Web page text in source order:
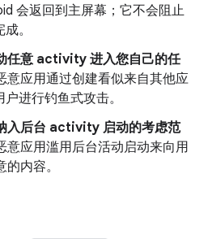
会返回到主屏幕；它不会阻止
。
任意 activity 进入您自己的任
意应用通过创建看似来自其他应
进行钓鱼式攻击。
入后台 activity 启动的考虑范
意应用滥用后台活动启动来向用
内容。